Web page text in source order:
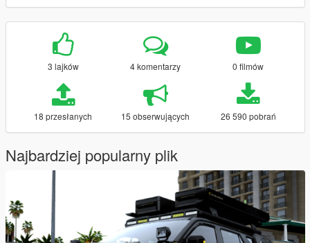
3 lajków 4 komentarzy 0 filmów
18 przesłanych 15 obserwujących 26 590 pobrań
Najbardziej popularny plik